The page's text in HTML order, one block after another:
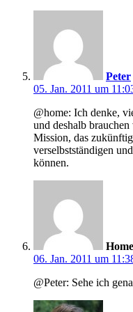
Peter
05. Jan. 2011 um
@home: Ich denke,
und deshalb
Mission, das
verselbstständigen
können.
Home
06. Jan. 2011 um
@Peter: Sehe ich